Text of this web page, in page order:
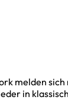
melden
in